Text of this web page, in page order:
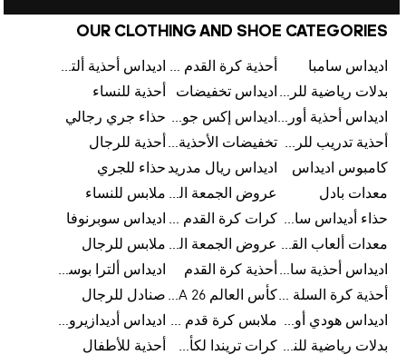
OUR CLOTHING AND SHOE CATEGORIES
اديداس سامبا أحذية كرة القدم للرجال
اديداس أحذية ألترا بوست للرجال
بدلات رياضية للرجال اديداس تخفيضات
أحذية للنساء
اديداس أحذية أورجينالز
اديداس إكس جود بيلينغهام حذاء جري رجالي
أحذية تدريب للرجال
تخفيضات الأحذية للرجال أحذية للرجال
كامبوس اديداس
اديداس ريال مدريد حذاء للجري
معدات بادل
عروض الجمعة البيضاء للرجال ملابس للنساء
حذاء أديداس سامبا للأطفال
كرات كرة القدم للرجال اديداس سوبرنوفا
معدات ألعاب القوى
عروض الجمعة البيضاء للسيدات ملابس للرجال
اديداس أحذية سامبا للنساء أحذية كرة القدم
اديداس ألترا بوست
أحذية كرة السلة للرجال
كأس العالم FIFA 26™ صنادل للرجال
اديداس هودي أورجينال للنساء
ملابس كرة قدم للاطفال
اديداس أديدازيرو معدات الجري
بدلات رياضية للنساء
كرات تريندا لكأس العالم FIFA 26™
أحذية للأطفال